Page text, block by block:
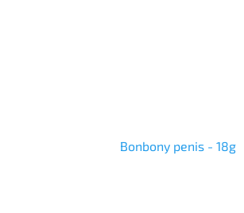
Bonbony penis - 18g